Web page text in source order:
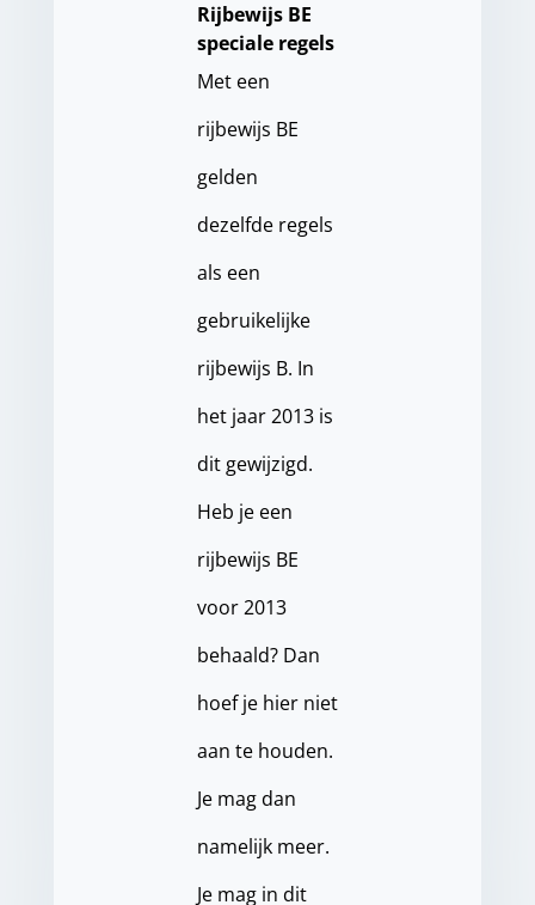
Rijbewijs BE
speciale regels
Met een
rijbewijs BE
gelden
dezelfde regels
als een
gebruikelijke
rijbewijs B. In
het jaar 2013 is
dit gewijzigd.
Heb je een
rijbewijs BE
voor 2013
behaald? Dan
hoef je hier niet
aan te houden.
Je mag dan
namelijk meer.
Je mag in dit